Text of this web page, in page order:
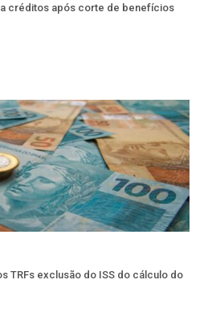
créditos após corte de benefícios
TRFs exclusão do ISS do cálculo do